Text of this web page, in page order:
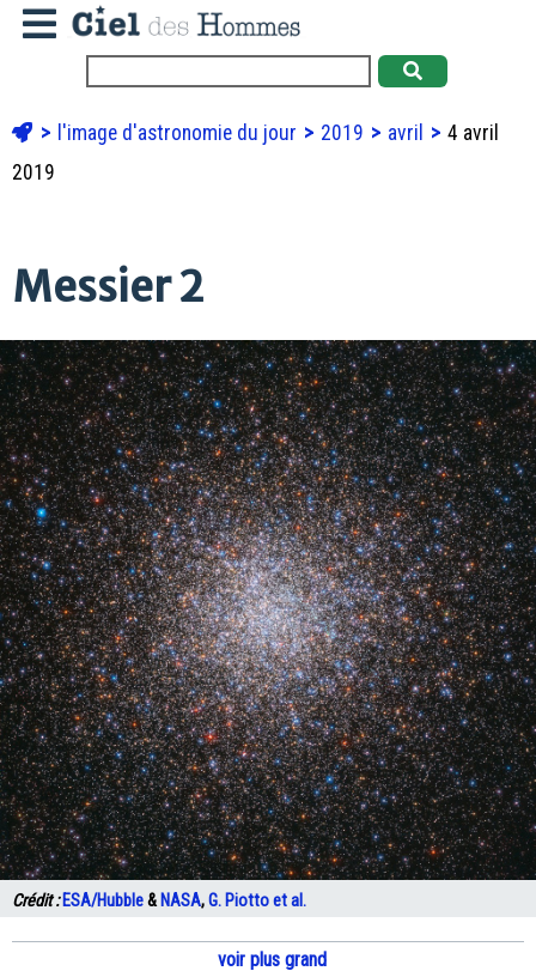
l'image d'astronomie du jour 2019 avril
4 avril
2019
Messier 2
Crédit : ESA/Hubble& NASA,G. Piotto et al.
voir plus grand